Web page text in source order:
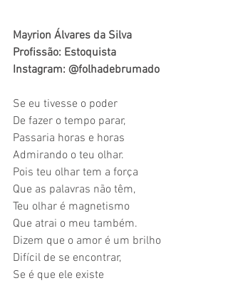
Mayrion Álvares da Silva
Profissão: Estoquista
Instagram: @folhadebrumado
Se eu tivesse o poder
De fazer o tempo parar,
Passaria horas e horas
Admirando o teu olhar.
Pois teu olhar tem a força
Que as palavras não têm,
Teu olhar é magnetismo
Que atrai o meu também.
Dizem que o amor é um brilho
Difícil de se encontrar,
Se é que ele existe